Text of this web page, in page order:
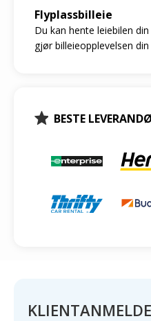
Flyplassbilleie
Du kan hente leiebilen
gjør billeieopplevelsen
BESTE